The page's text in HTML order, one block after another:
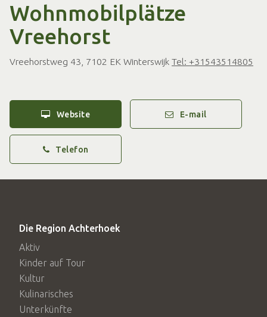
Wohnmobilplätze
Vreehorst
Vreehorstweg 43, 7102 EK Winterswijk Tel: +31543514805
Website E-mail
Telefon
Die Region Achterhoek
Aktiv
Kinder auf Tour
Kultur
Kulinarisches
Unterkünfte